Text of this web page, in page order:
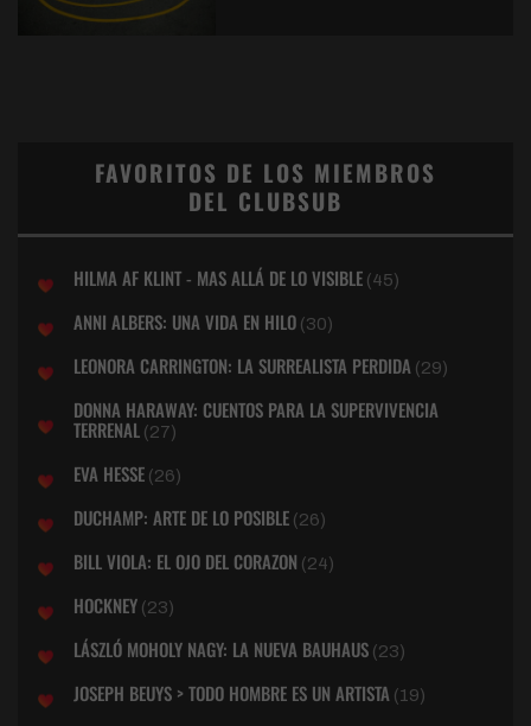
FAVORITOS DE LOS MIEMBROS
DEL CLUBSUB
HILMA AF KLINT - MAS ALLÁ DE LO VISIBLE (45)
ANNI ALBERS: UNA VIDA EN HILO (30)
LEONORA CARRINGTON: LA SURREALISTA PERDIDA (29)
DONNA HARAWAY: CUENTOS PARA LA SUPERVIVENCIA
TERRENAL (27)
EVA HESSE (26)
DUCHAMP: ARTE DE LO POSIBLE (26)
BILL VIOLA: EL OJO DEL CORAZON (24)
HOCKNEY (23)
LÁSZLÓ MOHOLY NAGY: LA NUEVA BAUHAUS (23)
JOSEPH BEUYS > TODO HOMBRE ES UN ARTISTA (19)